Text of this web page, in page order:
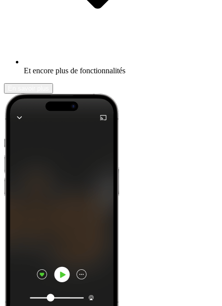
Et encore plus de fonctionnalités